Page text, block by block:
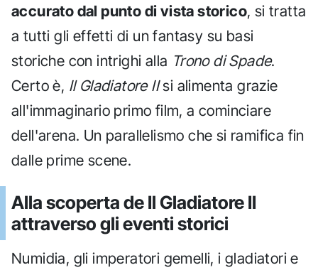
accurato dal punto di vista storico, si tratta
a tutti gli effetti di un fantasy su basi
storiche con intrighi alla Trono di Spade.
Certo è, Il Gladiatore IIsi alimenta grazie
all'immaginario primo film, a cominciare
dell'arena. Un parallelismo che si ramifica fin
dalle prime scene.
Alla scoperta de Il Gladiatore II
attraverso gli eventi storici
Numidia, gli imperatori gemelli, i gladiatori e